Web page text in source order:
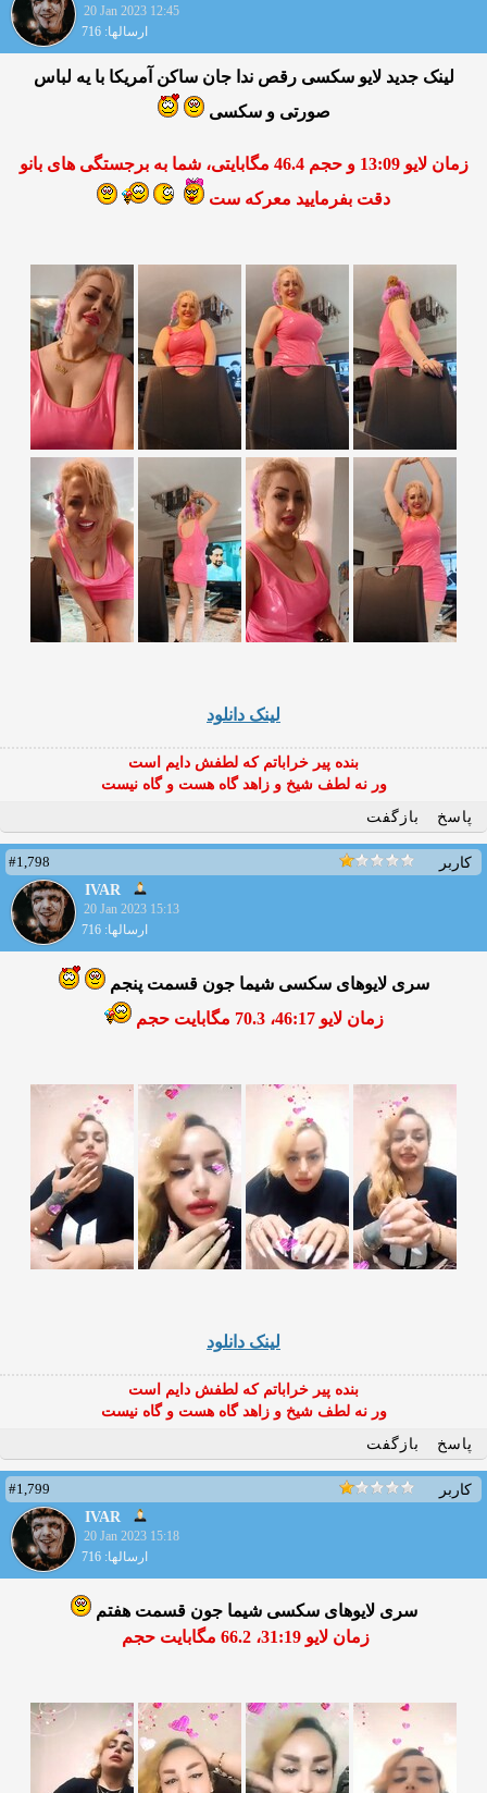
20 Jan 2023 12:45
ارسالها: 716
لینک جدید لایو سکسی رقص ندا جان ساکن آمریکا با یه لباس
صورتی و سکسی
زمان لایو 13:09 و حجم 46.4 مگابایتی، شما به برجستگی های بانو
دقت بفرمایید معرکه ست
لینک دانلود
بنده پیر خراباتم که لطفش دایم است
ور نه لطف شیخ و زاهد گاه هست و گاه نیست
پاسخ
بازگفت
کاربر
#1,798
IVAR
20 Jan 2023 15:13
ارسالها: 716
سری لایوهای سکسی شیما جون قسمت پنجم
زمان لایو 46:17، 70.3 مگابایت حجم
لینک دانلود
بنده پیر خراباتم که لطفش دایم است
ور نه لطف شیخ و زاهد گاه هست و گاه نیست
پاسخ
بازگفت
کاربر
#1,799
IVAR
20 Jan 2023 15:18
ارسالها: 716
سری لایوهای سکسی شیما جون قسمت هفتم
زمان لایو 31:19، 66.2 مگابایت حجم